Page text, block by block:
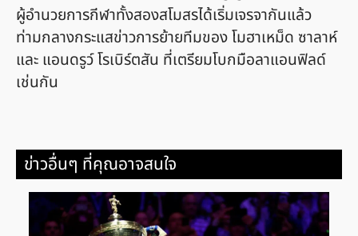
ผู้อำนวยการกีฬาทั้งสองสโมสรได้เริ่มเจรจากันแล้ว
ท่ามกลางกระแสข่าวการย้ายทีมของ โมฮาเหม็ด ซาลาห์
และ แอนดรูว์ โรเบิร์ตสัน ที่เตรียมโบกมือลาแอนฟิลด์
เช่นกัน
ข่าวอื่นๆ ที่คุณอาจสนใจ